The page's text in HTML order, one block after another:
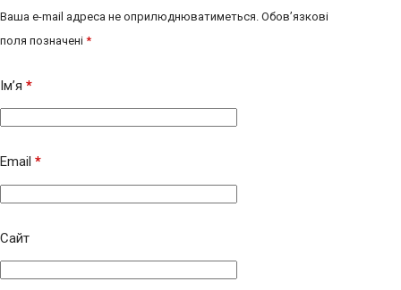
Ваша e-mail адреса не оприлюднюватиметься. Обов’язкові
поля позначені *
Ім’я *
Email *
Сайт